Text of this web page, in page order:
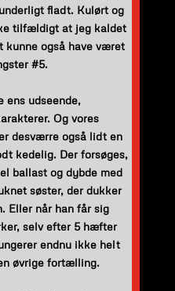
fladt. Kulørt og
tilfældigt at jeg kaldet
kunne også have været
#5.
ens udseende,
Og vores
desværre også lidt en
kedelig. Der forsøges,
ballast og dybde med
søster, der dukker
Eller når han får sig
selv efter 5 hæfter
endnu ikke helt
øvrige fortælling.